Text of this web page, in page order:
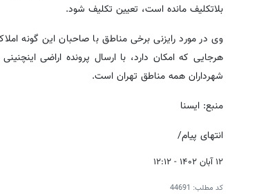
بلاتکلیف مانده است، تعیین تکلیف شود.
وی در مورد رایزنی برخی مناطق با صاحبان این گونه
شهرداران همه مناطق تهران است.
منبع: ایسنا
انتهای پیام/
۱۲ آبان ۱۴۰۲ - ۱۲:۱۲
کد مطلب: 44691